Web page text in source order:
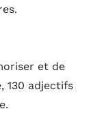
et de
130 adjectifs